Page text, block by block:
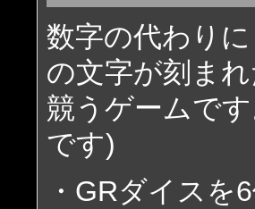
数字の代わり
の文字が刻ま
競うゲームで
です)
・GRダイスを